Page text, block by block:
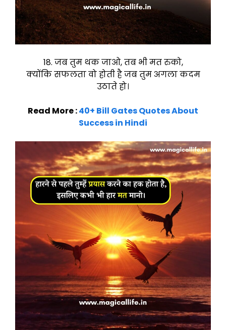
18. जब तुम थक जाओ, तब भी मत रुको,
क्योंकि सफलता वो होती है जब तुम अगला कदम
उठाते हो।
Read More :40+ Bill Gates Quotes About
Success in Hindi